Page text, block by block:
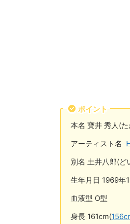
ポイント
本名 寶井 秀人(
アーティスト名
別名 土井八郎(ど
生年月日 1969年
血液型 O型
身長 161cm(